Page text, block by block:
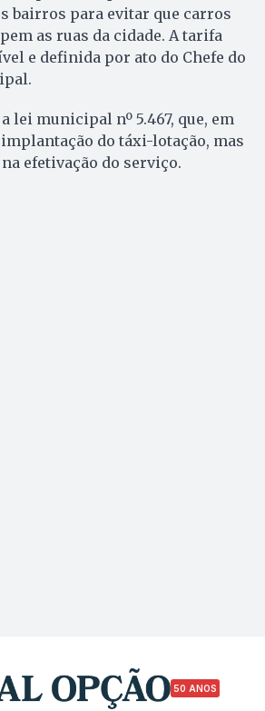
bairros para evitar que carros
as ruas da cidade. A tarifa
e definida por ato do Chefe do
lei municipal nº 5.467, que, em
do táxi-lotação, mas
efetivação do serviço.
50 ANOS